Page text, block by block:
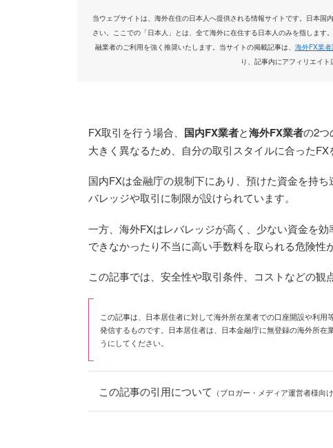
当ウェブサイトは、海外在住の日本人へ提供される情報サイトです。日本
さい。ここでの「日本人」とは、全て海外に在住する日本人のみを指しま
融業者のご利用を強く推奨いたします。当サイトの掲載記事は、 海外FX業
り、記事内にアフィリエイト
FX取引を行う場合、 国内FX業者と海外FX業者の2つ
大きく異なるため、自分の取引スタイルに合ったFX
国内FXは金融庁の規制下にあり、預けた資金を持
バレッジや取引に制限が設けられています。
一方、海外FXはレバレッジが高く、少ない資金を
できなかったり不当に高い手数料を取られる危険性
この記事では、安全性や取引条件、コストなどの観
この記事は、日本居住者に対して海外所在業者での口座開設や利
発信するものです。日本居住者は、日本金融庁に無登録の海外所
うにしてください。
この記事の引用について （ブロガー・メディア運営者様向け